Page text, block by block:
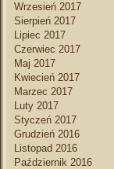
Wrzesień 2017
Sierpień 2017
Lipiec 2017
Czerwiec 2017
Maj 2017
Kwiecień 2017
Marzec 2017
Luty 2017
Styczeń 2017
Grudzień 2016
Listopad 2016
Październik 2016